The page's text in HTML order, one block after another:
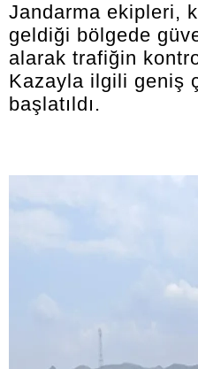
Jandarma ekipleri,
geldiği bölgede
alarak trafiğin
Kazayla ilgili geniş
başlatıldı.